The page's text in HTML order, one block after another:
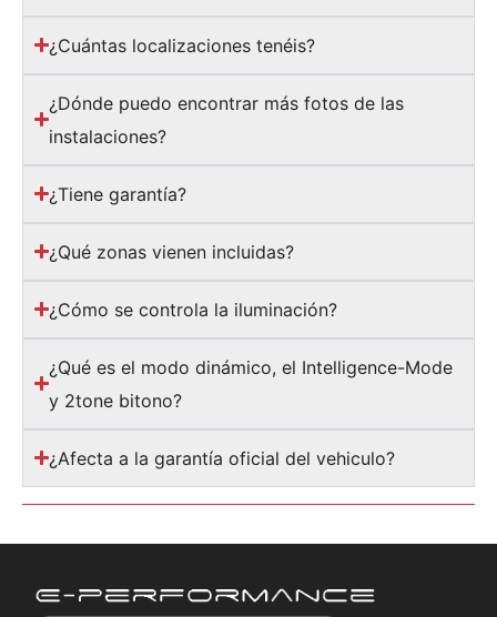
¿Cuántas localizaciones tenéis?
¿Dónde puedo encontrar más fotos de las
instalaciones?
¿Tiene garantía?
¿Qué zonas vienen incluidas?
¿Cómo se controla la iluminación?
¿Qué es el modo dinámico, el Intelligence-Mode
y 2tone bitono?
¿Afecta a la garantía oficial del vehiculo?